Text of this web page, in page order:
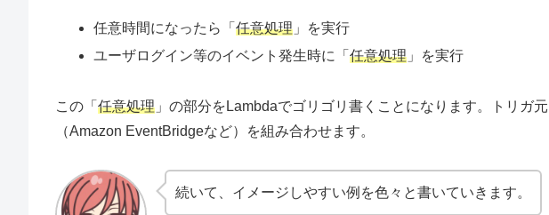
任意時間になったら「任意処理 」を実行
ユーザログイン等のイベント発生時に「任意処理 」を実行
この「 任意処理 」の部分をLambdaでゴリゴリ書くことになります。トリガ
（Amazon EventBridgeなど）を組み合わせます。
続いて、イメージしやすい例を色々と書いていきます。